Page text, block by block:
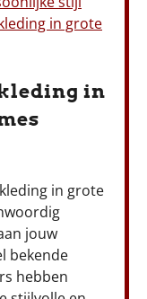
in grote
in
in grote
jouw
bekende
hebben